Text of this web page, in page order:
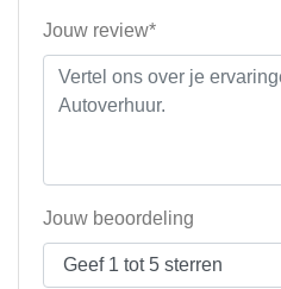
Jouw review*
Jouw beoordeling